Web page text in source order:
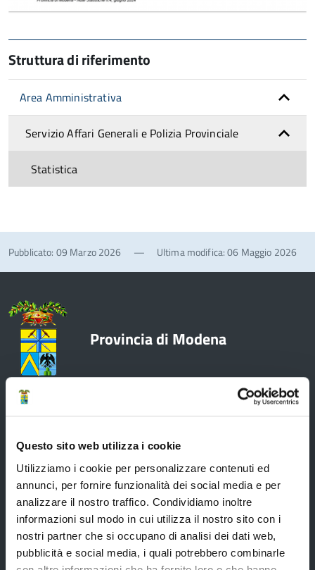
Questo sito web utilizza i cookie
Utilizziamo i cookie per personalizzare contenuti ed
annunci, per fornire funzionalità dei social media e per
analizzare il nostro traffico. Condividiamo inoltre
informazioni sul modo in cui utilizza il nostro sito con i
nostri partner che si occupano di analisi dei dati web,
pubblicità e social media, i quali potrebbero combinarle
Struttura di riferimento
Area Amministrativa
Servizio Affari Generali e Polizia Provinciale
Statistica
Pubblicato: 09 Marzo 2026 — Ultima modifica: 06 Maggio 2026
Provincia di Modena
Organi di governo
Elezioni Provinciali del 29/09/2024
Elezioni del Presidente della Provincia del 28/01/2023
Elezioni provinciali – Archivio